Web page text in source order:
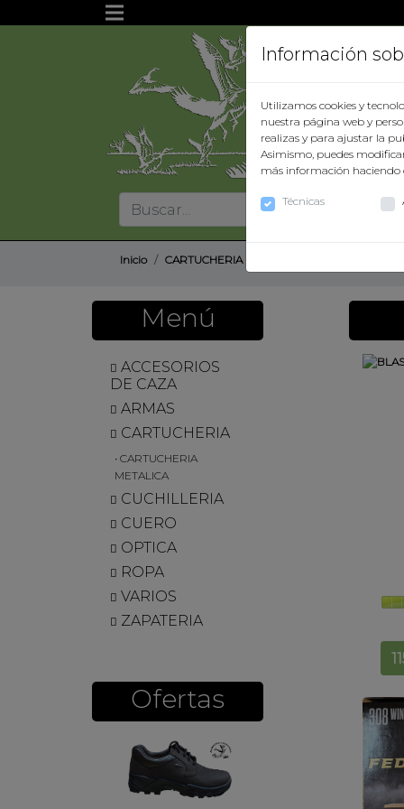
Información
Utilizamos cookies y
nuestra página web y
realizas y para ajustar la
Asimismo, puedes
más información haciendo
Técnicas
y
Inicio CARTUCHERIA
Menú
ACCESORIOS
DE CAZA
ARMAS
CARTUCHERIA
• CARTUCHERIA
METALICA
CUCHILLERIA
CUERO
OPTICA
ROPA
VARIOS
ZAPATERIA
Ofertas